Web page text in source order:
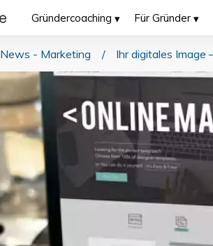
Gründercoaching Für Gründer
News - Marketing /